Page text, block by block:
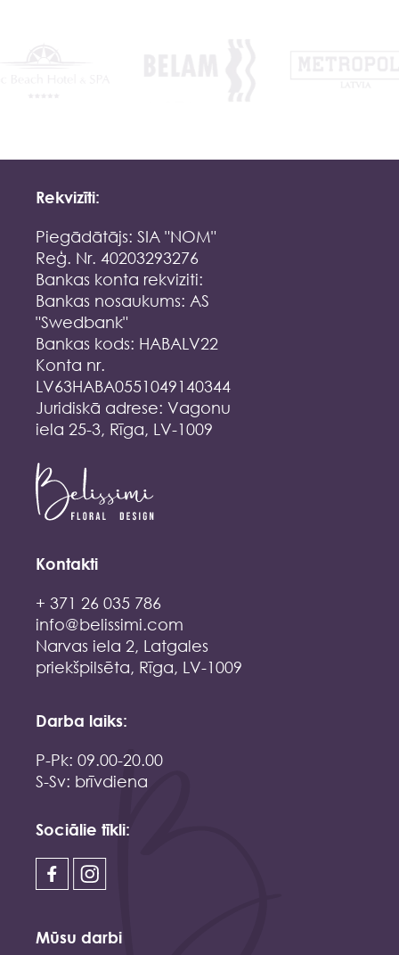
Rekvizīti:
Piegādātājs: SIA "NOM"
Reģ. Nr. 40203293276
Bankas konta rekviziti:
Bankas nosaukums: AS
"Swedbank"
Bankas kods: HABALV22
Konta nr.
LV63HABA0551049140344
Juridiskā adrese: Vagonu
iela 25-3, Rīga, LV-1009
Kontakti
+ 371 26 035 786
info@belissimi.com
Narvas iela 2, Latgales
priekšpilsēta, Rīga, LV-1009
Darba laiks:
P-Pk: 09.00-20.00
S-Sv: brīvdiena
Sociālie tīkli:
Mūsu darbi